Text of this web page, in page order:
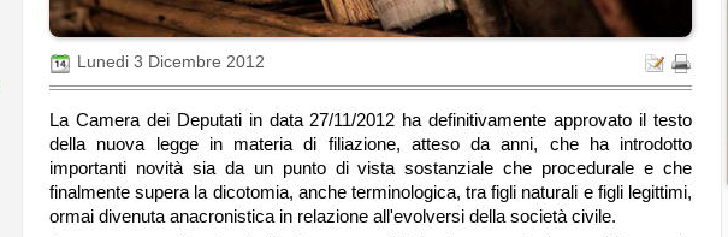
Lunedi 3 Dicembre 2012
La Camera dei Deputati in data 27/11/2012 ha definitivamente approvato il testo
della nuova legge in materia di filiazione, atteso da anni, che ha introdotto
importanti novità sia da un punto di vista sostanziale che procedurale e che
finalmente supera la dicotomia, anche terminologica, tra figli naturali e figli legittimi,
ormai divenuta anacronistica in relazione all'evolversi della società civile.